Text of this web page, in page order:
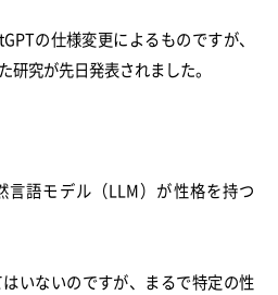
の仕様変更によるものですが、
研究が先日発表されました。
言語モデル（LLM）が性格を持つ
いないのですが、まるで特定の性